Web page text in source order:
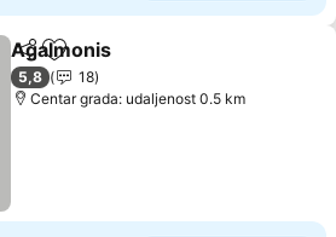
Deli Dodati u favorite
Agalmonis
5,8
18
Centar grada: udaljenost 0.5 km